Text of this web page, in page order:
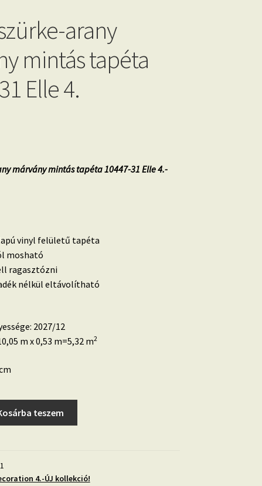
arany
mintás tapéta
Elle 4.
márvány mintás tapéta 10447-31 Elle 4.-
vinyl felületű tapéta
mosható
ragasztózni
nélkül eltávolítható
2027/12
m x 0,53 m=5,32 m2
teszem
4.-ÚJ kollekció!